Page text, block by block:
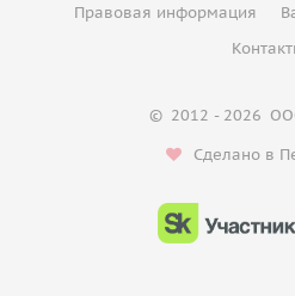
Правовая информация
© 2012 - 2026
Сделано в